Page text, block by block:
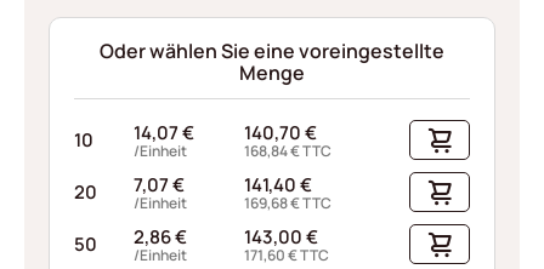
Oder wählen Sie eine voreingestellte
Menge
10 14,07€
/Einheit
140,70€
168,84€TTC
20 7,07€
/Einheit
141,40€
169,68€TTC
50 2,86€
/Einheit
143,00€
171,60€TTC